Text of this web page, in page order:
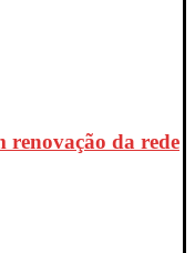
renovação da rede